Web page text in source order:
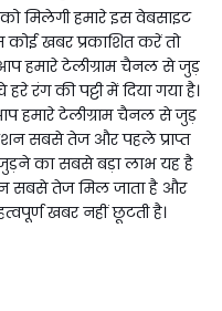
मिलेगी हमारे इस वेबसाइट
खबर प्रकाशित करें तो
हमारे टेलीग्राम चैनल से जुड़
रंग की पट्टी में दिया गया है।
हमारे टेलीग्राम चैनल से जुड़
सबसे तेज और पहले प्राप्त
का सबसे बड़ा लाभ यह है
सबसे तेज मिल जाता है और
खबर नहीं छूटती है।